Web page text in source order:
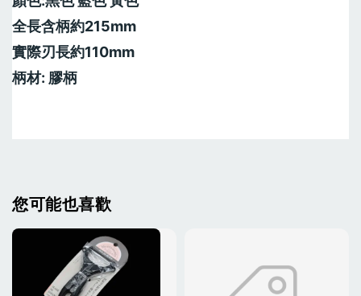
全長含柄約215mm
實際刃長約110mm
柄材: 膠柄
您可能也喜歡